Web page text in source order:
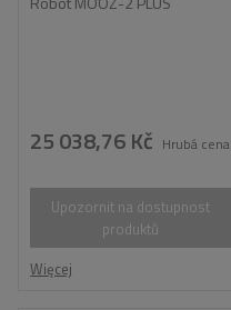
25 038,76 Kč Hrubá cena
Upozornit na dostupnost
produktů
Więcej